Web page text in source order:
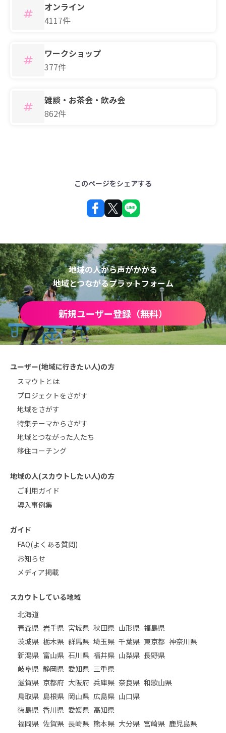
オンライン
4117件
ワークショップ
377件
雑談・お茶会・飲み会
862件
このページをシェアする
地域の人から声がかかる
地域とつながるプラットフォーム
新規ユーザー登録（無料）
ユーザー(地域に行きたい人)の方
スマウトとは
プロジェクトをさがす
地域をさがす
特集テーマからさがす
地域とつながった人たち
移住コーチング
地域の人(スカウトしたい人)の方
ご利用ガイド
導入事例集
ガイド
FAQ(よくある質問)
お知らせ
メディア掲載
スカウトしている地域
北海道
青森県 岩手県 宮城県 秋田県 山形県 福島県
茨城県 栃木県 群馬県 埼玉県 千葉県 東京都 神奈川県
新潟県 富山県 石川県 福井県 山梨県 長野県
岐阜県 静岡県 愛知県 三重県
滋賀県 京都府 大阪府 兵庫県 奈良県 和歌山県
鳥取県 島根県 岡山県 広島県 山口県
徳島県 香川県 愛媛県 高知県
福岡県 佐賀県 長崎県 熊本県 大分県 宮崎県 鹿児島県